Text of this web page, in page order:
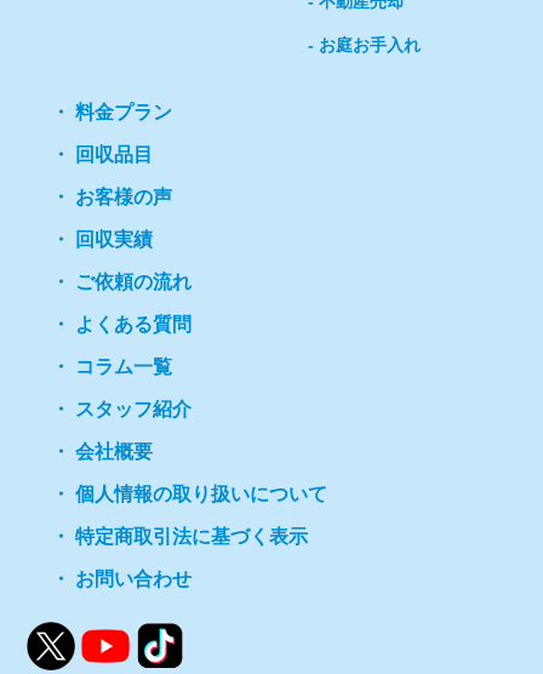
お庭お手入れ
料金プラン
回収品目
お客様の声
回収実績
ご依頼の流れ
よくある質問
コラム一覧
スタッフ紹介
会社概要
個人情報の取り扱いについて
特定商取引法に基づく表示
お問い合わせ